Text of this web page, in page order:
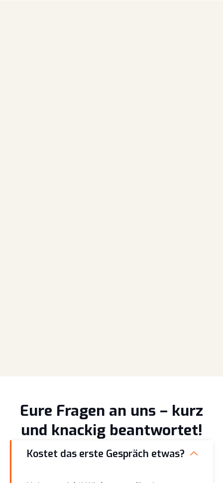
Eure Fragen an uns – kurz
und knackig beantwortet!
Kostet das erste Gespräch etwas?